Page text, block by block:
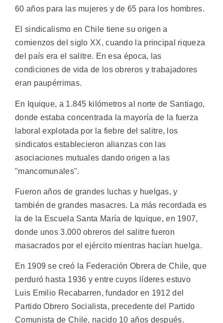
60 años para las mujeres y de 65 para los hombres.
El sindicalismo en Chile tiene su origen a
comienzos del siglo XX, cuando la principal riqueza
del país era el salitre. En esa época, las
condiciones de vida de los obreros y trabajadores
eran paupérrimas.
En Iquique, a 1.845 kilómetros al norte de Santiago,
donde estaba concentrada la mayoría de la fuerza
laboral explotada por la fiebre del salitre, los
sindicatos establecieron alianzas con las
asociaciones mutuales dando origen a las
"mancomunales".
Fueron años de grandes luchas y huelgas, y
también de grandes masacres. La más recordada es
la de la Escuela Santa María de Iquique, en 1907,
donde unos 3.000 obreros del salitre fueron
masacrados por el ejército mientras hacían huelga.
En 1909 se creó la Federación Obrera de Chile, que
perduró hasta 1936 y entre cuyos líderes estuvo
Luis Emilio Recabarren, fundador en 1912 del
Partido Obrero Socialista, precedente del Partido
Comunista de Chile, nacido 10 años después.